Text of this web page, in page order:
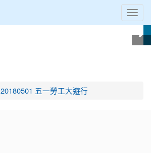
20180501 五一勞工大遊行